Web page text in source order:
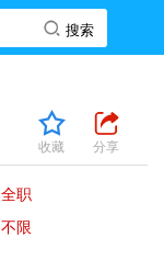
收藏 分享
全职
不限